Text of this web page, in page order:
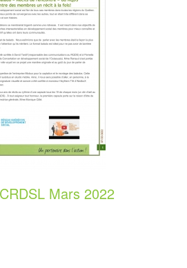
Mars 2022